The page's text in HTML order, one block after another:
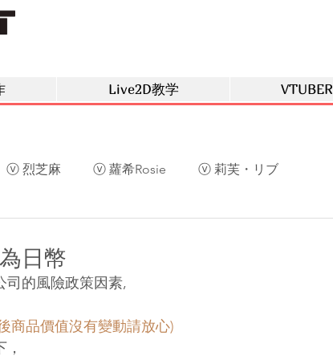
Live2D教学 VTUBER
ⓥ 烈芝麻 ⓥ 蘿希Rosie ⓥ 莉芙・リブ
日幣
司的風險政策因素,
商品價值沒有變動請放心)